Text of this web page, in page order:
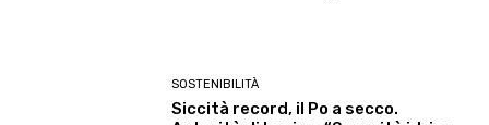
SOSTENIBILITÀ
Siccità record, il Po a secco.